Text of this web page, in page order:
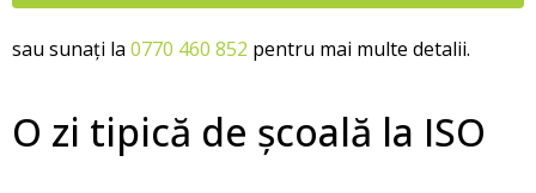
sau sunați la 0770 460 852 pentru mai multe detalii.
O zi tipică de școală la ISO